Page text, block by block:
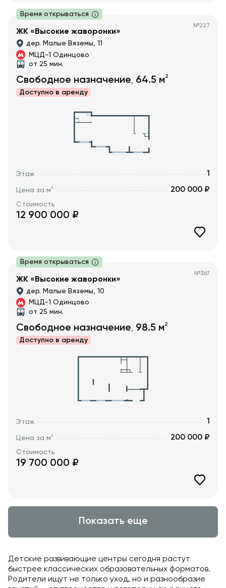
Время открываться
№227
ЖК «Высокие жаворонки»
дер. Малые Вяземы, 11
МЦД-1 Одинцово
от 25 мин.
Свободное назначение, 64.5 м2
Доступно в аренду
Этаж 1
Цена за м2 200 000 ₽
Стоимость
12 900 000 ₽
Время открываться
№367
ЖК «Высокие жаворонки»
дер. Малые Вяземы, 10
МЦД-1 Одинцово
от 25 мин.
Свободное назначение, 98.5 м2
Доступно в аренду
Этаж 1
Цена за м2 200 000 ₽
Стоимость
19 700 000 ₽
Показать еще
Детские развивающие центры сегодня растут
быстрее классических образовательных форматов.
Родители ищут не только уход, но и разнообразие